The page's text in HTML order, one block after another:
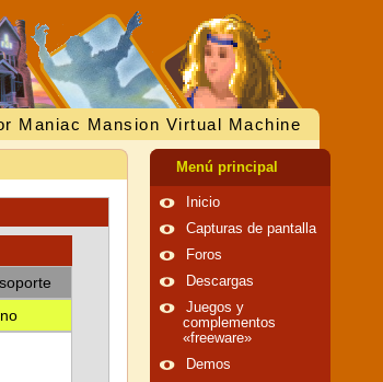
Maniac Mansion Virtual Machine
Menú principal
Inicio
Capturas de pantalla
Foros
Descargas
Juegos y
complementos
«freeware»
Demos